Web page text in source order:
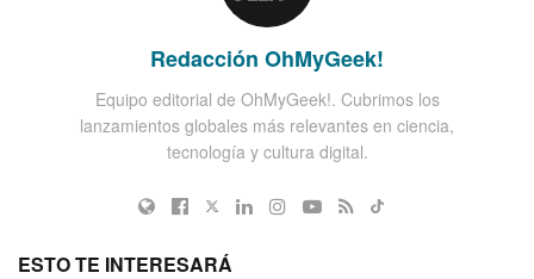
Redacción OhMyGeek!
Equipo editorial de OhMyGeek!. Cubrimos los
lanzamientos globales más relevantes en ciencia,
tecnología y cultura digital.
ESTO TE INTERESARÁ